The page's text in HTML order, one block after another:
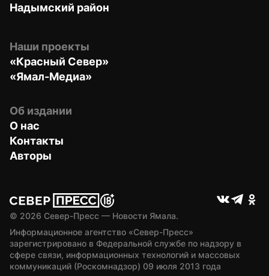
Надымский район
Наши проекты
«Красный Север»
«Ямал-Медиа»
Об издании
О нас
Контакты
Авторы
© 2026 Север-Пресс — Новости Ямала.
Информационное агентство «Север-Пресс»
зарегистрировано в Федеральной службе по надзору в
сфере связи, информационных технологий и массовых
коммуникаций (Роскомнадзор) 09 июля 2013 года